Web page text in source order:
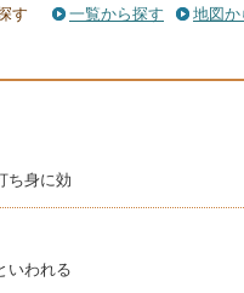
す 一覧から探す 地図か
ち身に効
いわれる